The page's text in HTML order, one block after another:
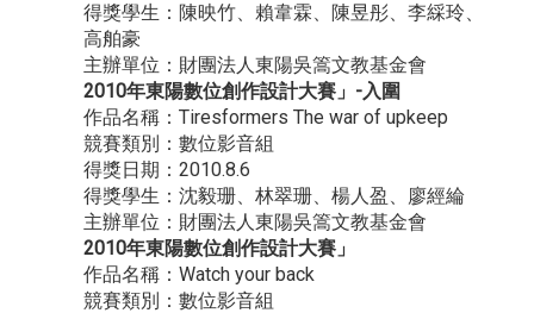
得獎學生：陳映竹、賴韋霖、陳昱彤、李綵玲、
高舶豪
主辦單位：財團法人東陽吳篙文教基金會
2010年東陽數位創作設計大賽」-入圍
作品名稱：Tiresformers The war of upkeep
競賽類別：數位影音組
得獎日期：2010.8.6
得獎學生：沈毅珊、林翠珊、楊人盈、廖經綸
主辦單位：財團法人東陽吳篙文教基金會
2010年東陽數位創作設計大賽」
作品名稱：Watch your back
競賽類別：數位影音組